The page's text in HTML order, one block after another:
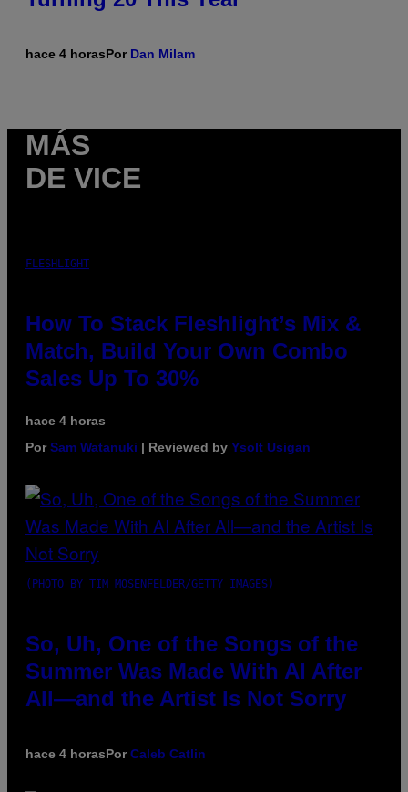
hace 4 horasPor Dan Milam
MÁS
DE VICE
FLESHLIGHT
How To Stack Fleshlight’s Mix &
Match, Build Your Own Combo
Sales Up To 30%
hace 4 horas
PorSam Watanuki | Reviewed by Ysolt Usigan
(PHOTO BY TIM MOSENFELDER/GETTY IMAGES)
So, Uh, One of the Songs of the
Summer Was Made With AI After
All—and the Artist Is Not Sorry
hace 4 horasPorCaleb Catlin